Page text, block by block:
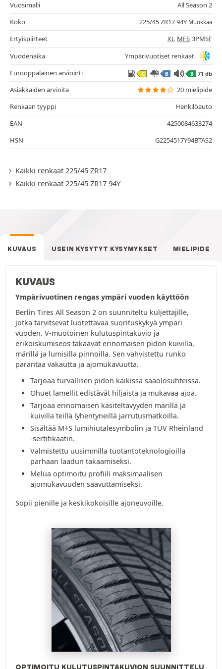
Vuosimalli
All Season 2
Koko
225/45 ZR17 94Y Muokkaa
Ertyispiirteet XL MFS 3PMSF
Vuodenaika
Ympärivuotiset renkaat
Eurooppalainen arviointi
C B B 71 db
Asiakkaiden arvioita
20 mielipide
Renkaan tyyppi
Henkilöauto
EAN
4250084633274
HSN
G2254517Y94BTAS2
Kaikki renkaat 225/45 ZR17
Kaikki renkaat 225/45 ZR17 94Y
KUVAUS USEIN KYSYTYT KYSYMYKSET MIELIPIDE
KUVAUS
Ympärivuotinen rengas ympäri vuoden käyttöön
Berlin Tires All Season 2 on suunniteltu kuljettajille,
jotka tarvitsevat luotettavaa suorituskykyä ympäri
vuoden. V-muotoinen kulutuspintakuvio ja
erikoiskumiseos takaavat erinomaisen pidon kuivilla,
märillä ja lumisilla pinnoilla. Sen vahvistettu runko
parantaa vakautta ja ajomukavuutta.
Tarjoaa turvallisen pidon kaikissa sääolosuhteissa.
Ohuet lamellit edistävät hiljaista ja mukavaa ajoa.
Tarjoaa erinomaisen käsiteltävyyden märillä ja
kuivilla teillä lyhentyneillä jarrutusmatkoilla.
Sisältää M+S lumihiutalesymbolin ja TÜV Rheinland
-sertifikaatin.
Valmistettu uusimmilla tuotantoteknologioilla
parhaan laadun takaamiseksi.
Melua optimoitu profiili maksimaalisen
ajomukavuuden saavuttamiseksi.
Sopii pienille ja keskikokoisille ajoneuvoille.
OPTIMOITU KULUTUSPINTAKUVION SUUNNITTELU